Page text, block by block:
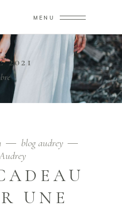
MENU
2021
blog audrey
UNE